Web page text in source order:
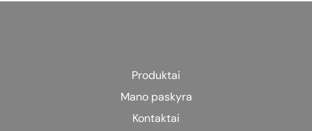
Produktai
Mano paskyra
Kontaktai